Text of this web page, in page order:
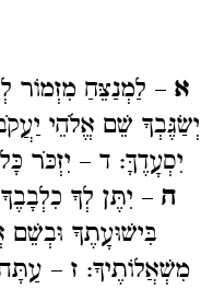
א – לַמְנַצֵּחַ מִזְמוֹר
יְשַׂגֶּבְךָ שֵׁם אֱלֹהֵי
יִסְעָדֶךָּ: ד – יִזְכֹּר
ה – יִתֶּן לְךָ
בִּישׁוּעָתֶךָ וּבְשֵׁם
מִשְׁאֲלוֹתֶיךָ: ז –